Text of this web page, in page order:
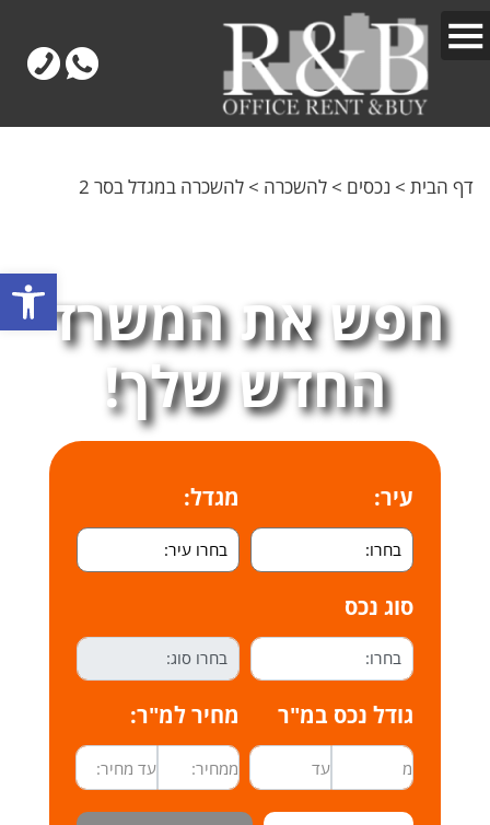
דף הבית > נכסים > להשכרה > להשכרה במגדל בסר 2
חפש את המשרד
החדש שלך!
עיר: מגדל:
סוג נכס
גודל נכס במ"ר מחיר למ"ר: